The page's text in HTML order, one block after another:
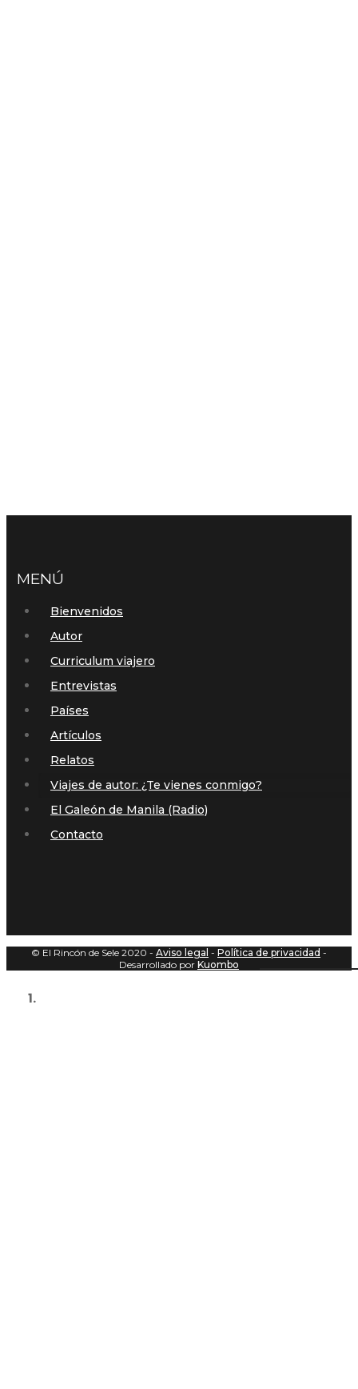
MENÚ
Bienvenidos
Autor
Curriculum viajero
Entrevistas
Países
Artículos
Relatos
Viajes de autor: ¿Te vienes conmigo?
El Galeón de Manila (Radio)
Contacto
© El Rincón de Sele 2020 - Aviso legal - Política de privacidad -
Desarrollado por Kuombo